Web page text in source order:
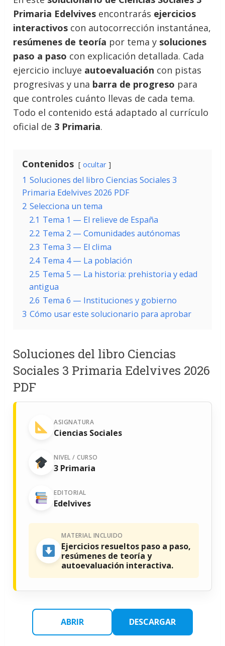
Primaria Edelvives encontrarás ejercicios
interactivos con autocorrección instantánea,
resúmenes de teoría por tema y soluciones
paso a paso con explicación detallada. Cada
ejercicio incluye autoevaluación con pistas
progresivas y una barra de progreso para
que controles cuánto llevas de cada tema.
Todo el contenido está adaptado al currículo
oficial de 3 Primaria.
Contenidos ocultar
1 Soluciones del libro Ciencias Sociales 3
Primaria Edelvives 2026 PDF
2 Selecciona un tema
2.1 Tema 1 — El relieve de España
2.2 Tema 2 — Comunidades autónomas
2.3 Tema 3 — El clima
2.4 Tema 4 — La población
2.5 Tema 5 — La historia: prehistoria y edad
antigua
2.6 Tema 6 — Instituciones y gobierno
3 Cómo usar este solucionario para aprobar
Soluciones del libro Ciencias
Sociales 3 Primaria Edelvives 2026
PDF
ASIGNATURA
Ciencias Sociales
NIVEL / CURSO
3 Primaria
EDITORIAL
Edelvives
MATERIAL INCLUIDO
Ejercicios resueltos paso a paso,
resúmenes de teoría y
autoevaluación interactiva.
ABRIR DESCARGAR